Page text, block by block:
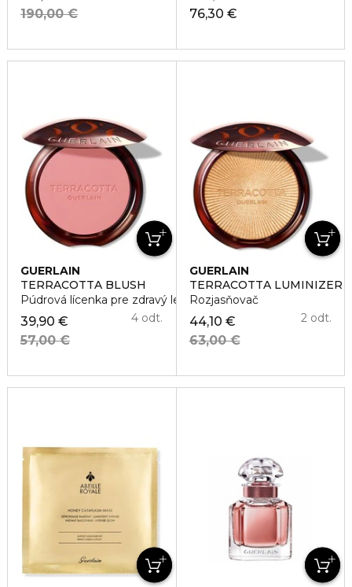
190,00 €
76,30 €
GUERLAIN
TERRACOTTA BLUSH
Púdrová lícenka pre zdravý lesk
39,90 €
57,00 €
4 odt.
GUERLAIN
TERRACOTTA LUMINIZER
Rozjasňovač
44,10 €
63,00 €
2 odt.